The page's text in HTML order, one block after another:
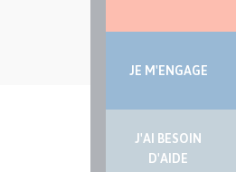
JE M'ENGAGE
J'AI BESOIN
D'AIDE